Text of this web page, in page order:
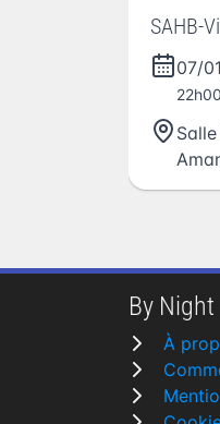
SAHB-
07/
22h00
By Night
À